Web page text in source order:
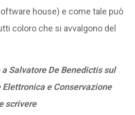
house) e come tale può
coloro che si avvalgono del
Salvatore De Benedictis sul
e Conservazione
scrivere